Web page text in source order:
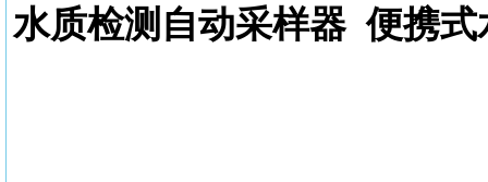
水质检测自动采样器 便携式